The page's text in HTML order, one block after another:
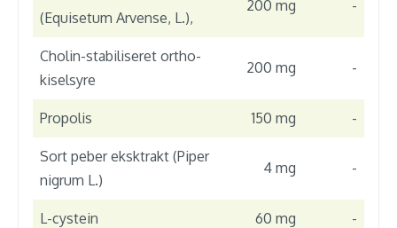
(Equisetum Arvense, L.),
200 mg -
Cholin-stabiliseret ortho-
kiselsyre
200 mg -
Propolis 150 mg -
Sort peber eksktrakt (Piper
nigrum L.)
4 mg -
L-cystein 60 mg -